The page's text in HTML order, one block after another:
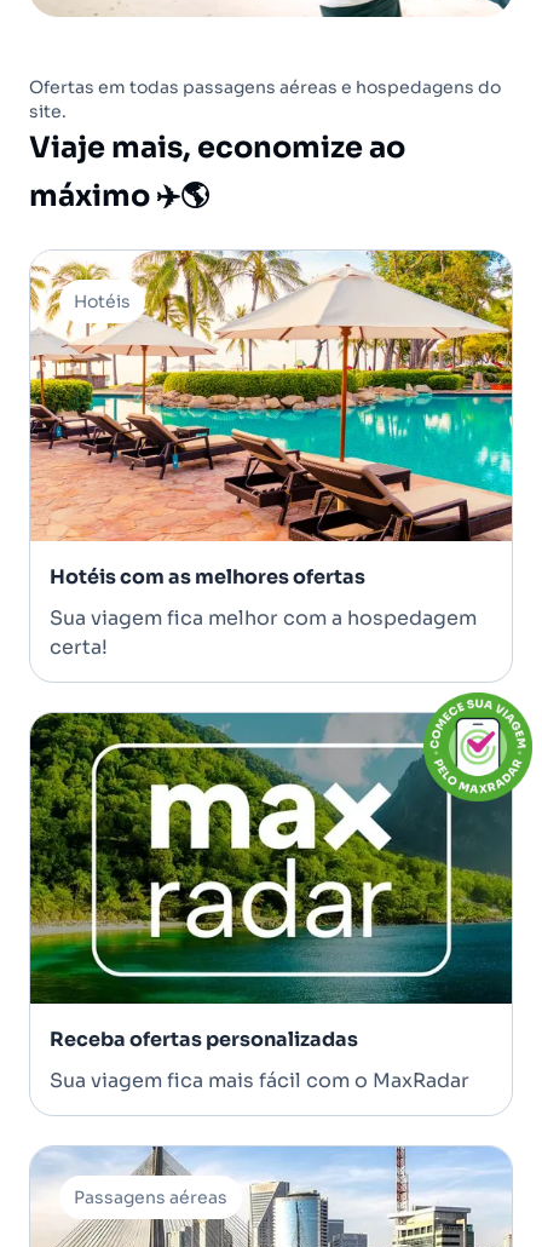
Ofertas em todas passagens aéreas e hospedagens do
site.
Viaje mais, economize ao
máximo ✈️🌎
Hotéis
Hotéis com as melhores ofertas
Sua viagem fica melhor com a hospedagem
certa!
Receba ofertas personalizadas
Sua viagem fica mais fácil com o MaxRadar
Passagens aéreas